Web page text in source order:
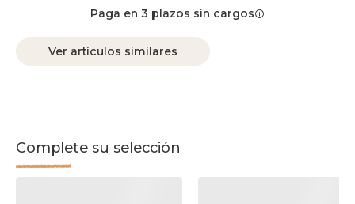
Paga en 3 plazos sin cargos
Ver artículos similares
Complete su selección